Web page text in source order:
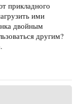
прикладного
ими
двойным
другим?